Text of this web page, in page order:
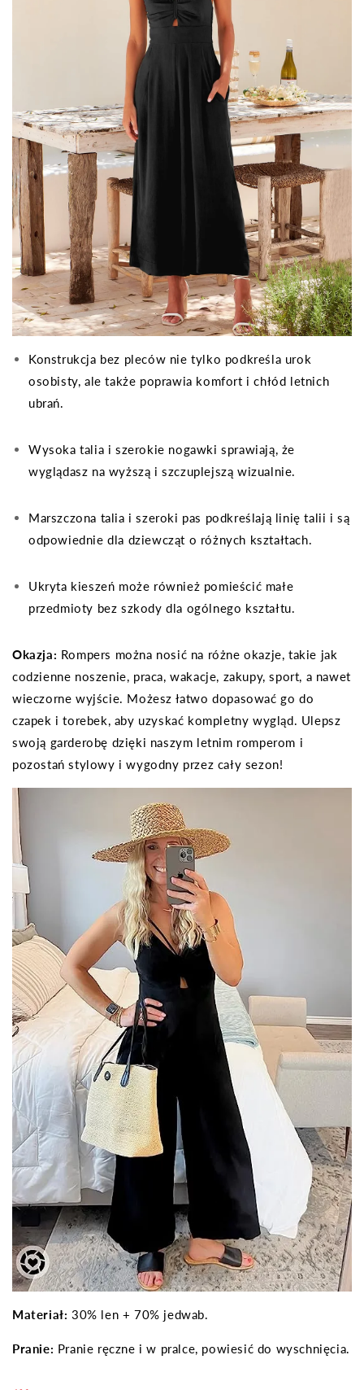
Konstrukcja bez pleców nie tylko podkreśla urok
osobisty, ale także poprawia komfort i chłód letnich
ubrań.
Wysoka talia i szerokie nogawki sprawiają, że
wyglądasz na wyższą i szczuplejszą wizualnie.
Marszczona talia i szeroki pas podkreślają linię talii i są
odpowiednie dla dziewcząt o różnych kształtach.
Ukryta kieszeń może również pomieścić małe
przedmioty bez szkody dla ogólnego kształtu.
Okazja: Rompers można nosić na różne okazje, takie jak
codzienne noszenie, praca, wakacje, zakupy, sport, a nawet
wieczorne wyjście. Możesz łatwo dopasować go do
czapek i torebek, aby uzyskać kompletny wygląd. Ulepsz
swoją garderobę dzięki naszym letnim romperom i
pozostań stylowy i wygodny przez cały sezon!
Materiał: 30% len + 70% jedwab.
Pranie: Pranie ręczne i w pralce, powiesić do wyschnięcia.